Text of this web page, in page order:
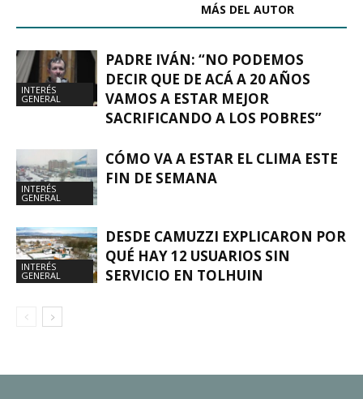
MÁS DEL AUTOR
INTERÉS
GENERAL
PADRE IVÁN: “NO PODEMOS
DECIR QUE DE ACÁ A 20 AÑOS
VAMOS A ESTAR MEJOR
SACRIFICANDO A LOS POBRES”
INTERÉS
GENERAL
CÓMO VA A ESTAR EL CLIMA ESTE
FIN DE SEMANA
INTERÉS
GENERAL
DESDE CAMUZZI EXPLICARON POR
QUÉ HAY 12 USUARIOS SIN
SERVICIO EN TOLHUIN